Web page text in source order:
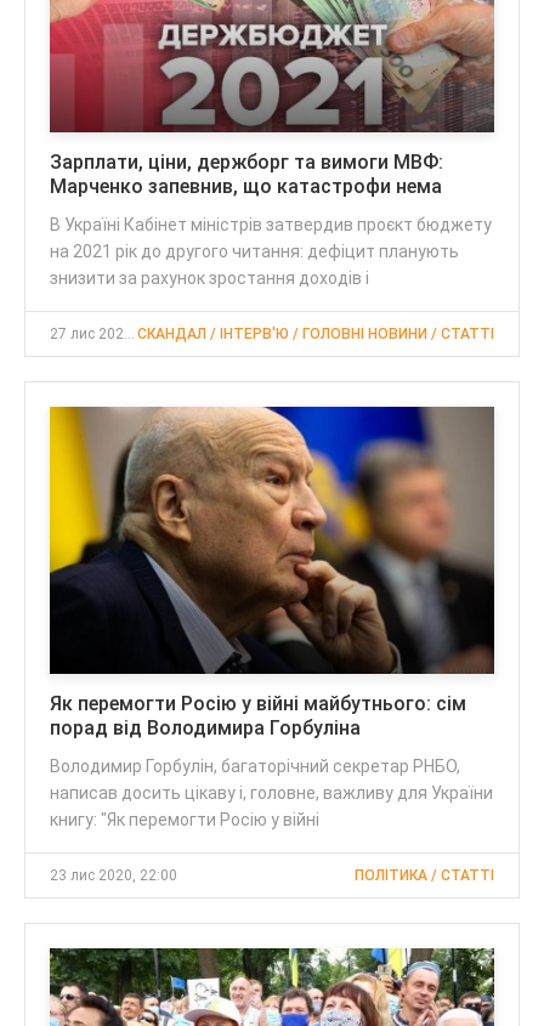
Зарплати, ціни, держборг та вимоги МВФ:
Марченко запевнив, що катастрофи нема
В Україні Кабінет міністрів затвердив проєкт бюджету
на 2021 рік до другого читання: дефіцит планують
знизити за рахунок зростання доходів і
27 лис 2020, 20:30 СКАНДАЛ / ІНТЕРВ'Ю / ГОЛОВНІ НОВИНИ / CТАТТІ
Як перемогти Росію у війні майбутнього: сім
порад від Володимира Горбуліна
Володимир Горбулін, багаторічний секретар РНБО,
написав досить цікаву і, головне, важливу для України
книгу: "Як перемогти Росію у війні
23 лис 2020, 22:00 ПОЛІТИКА / CТАТТІ